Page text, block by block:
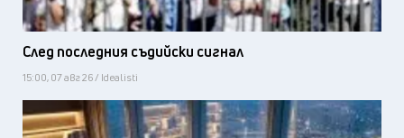
След последния съдийски сигнал
15:00, 07 авг 26 / Idealisti